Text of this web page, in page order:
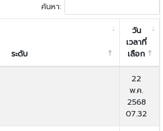
ค้นหา:
ระดับ
วัน
เวลาที่
เลือก
22
พ.ค.
2568
07.32